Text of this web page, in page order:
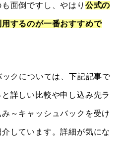
面倒ですし、やはり 公式の
するのが一番おすすめで
クについては、下記記事で
詳しい比較や申し込み先ラ
～キャッシュバックを受け
しています。詳細が気にな